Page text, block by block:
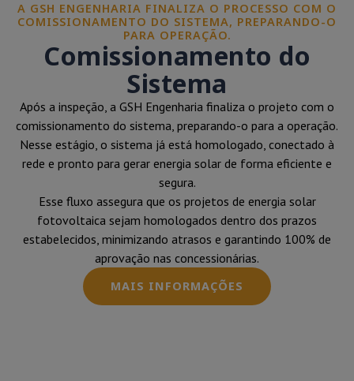
A GSH ENGENHARIA FINALIZA O PROCESSO COM O
COMISSIONAMENTO DO SISTEMA, PREPARANDO-O
PARA OPERAÇÃO.
Comissionamento do
Sistema
Após a inspeção, a GSH Engenharia finaliza o projeto com o
comissionamento do sistema, preparando-o para a operação.
Nesse estágio, o sistema já está homologado, conectado à
rede e pronto para gerar energia solar de forma eficiente e
segura.
Esse fluxo assegura que os projetos de energia solar
fotovoltaica sejam homologados dentro dos prazos
estabelecidos, minimizando atrasos e garantindo 100% de
aprovação nas concessionárias.
MAIS INFORMAÇÕES